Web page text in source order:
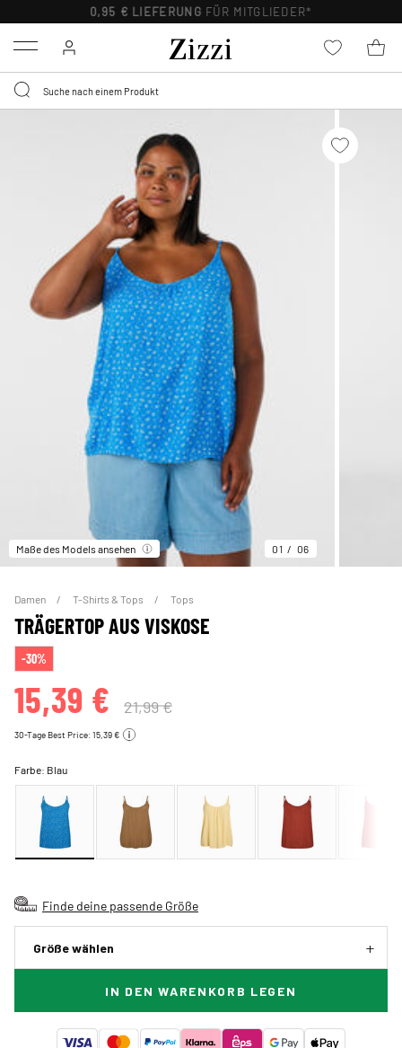
0,95 € LIEFERUNG FÜR MITGLIEDER*
Menu
Maße des Models ansehen 01 06
Damen T-Shirts & Tops Tops
TRÄGERTOP AUS VISKOSE
-30%
15,39 € 21,99 €
30-Tage Best Price: 15,39 €
Farbe: Blau
Finde deine passende Größe
Größe wählen
IN DEN WARENKORB LEGEN